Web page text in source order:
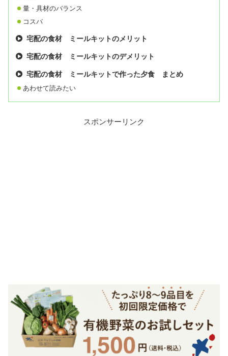
量・具材のバランス
コスパ
宅配の食材 ミールキットのメリット
宅配の食材 ミールキットのデメリット
宅配の食材 ミールキットで作った夕食 まとめ
あわせて読みたい
スポンサーリンク